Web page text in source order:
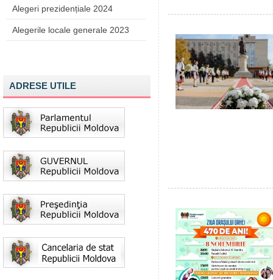
Alegeri prezidențiale 2024
Alegerile locale generale 2023
ADRESE UTILE